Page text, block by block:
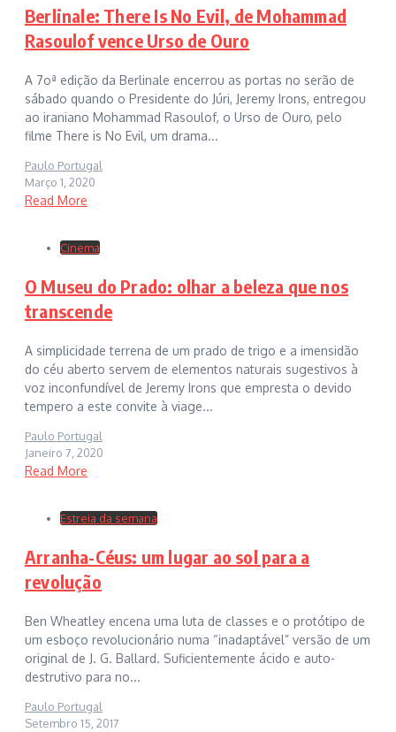
Berlinale: There Is No Evil, de Mohammad
Rasoulof vence Urso de Ouro
A 7oª edição da Berlinale encerrou as portas no serão de
sábado quando o Presidente do Júri, Jeremy Irons, entregou
ao iraniano Mohammad Rasoulof, o Urso de Ouro, pelo
filme There is No Evil, um drama...
Paulo Portugal
Março 1, 2020
Read More
Cinema
O Museu do Prado: olhar a beleza que nos
transcende
A simplicidade terrena de um prado de trigo e a imensidão
do céu aberto servem de elementos naturais sugestivos à
voz inconfundível de Jeremy Irons que empresta o devido
tempero a este convite à viage...
Paulo Portugal
Janeiro 7, 2020
Read More
Estreia da semana
Arranha-Céus: um lugar ao sol para a
revolução
Ben Wheatley encena uma luta de classes e o protótipo de
um esboço revolucionário numa “inadaptável” versão de um
original de J. G. Ballard. Suficientemente ácido e auto-
destrutivo para no...
Paulo Portugal
Setembro 15, 2017